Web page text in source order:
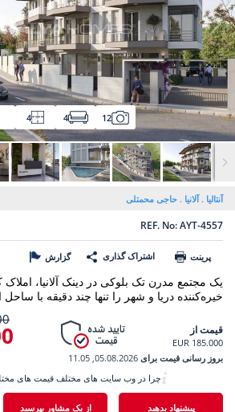
12
4
4
آنتالیا آلانیا حاجی محمتلی
REF. No: AYT-4557
پرینت اشتراک گذاری گزارش
یک مجتمع مدرن تک بلوکی در دینک آلانیا، املاک
خیره‌کننده دریا و شهر را تنها چند دقیقه با
قیمت از
185.000 EUR
بروز رسانی قیمت برای 05.08.2026, 11.05
پیشنهاد بدهید از یک مشاور بپرسید
چرا در وب سایت های مختلف قیمت های